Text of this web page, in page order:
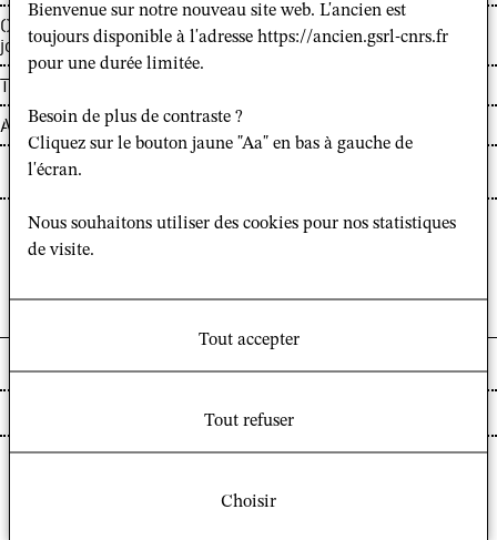
Courriel :
johan-rols@hotmail.com
Téléphone :
Adresse :
Johan ROLS est diplômé d’un doctorat de l’EPHE-PSL
en histoire des systèmes de pensée et des religions
Articles Publiés Dans Des Revues À Comité De Lecture
Rols, Johan. « Qu’est-ce que l’éthique environnementale dans la Chine
(20/2023), 2024, en ligne :
Bienvenue sur notre nouveau site web. L'ancien est
toujours disponible à l'adresse https://ancien.gsrl-cnrs.fr
pour une durée limitée.
Besoin de plus de contraste ?
Cliquez sur le bouton jaune "Aa" en bas à gauche de
l'écran.
Nous souhaitons utiliser des cookies pour nos statistiques
de visite.
Tout accepter
Tout refuser
Choisir